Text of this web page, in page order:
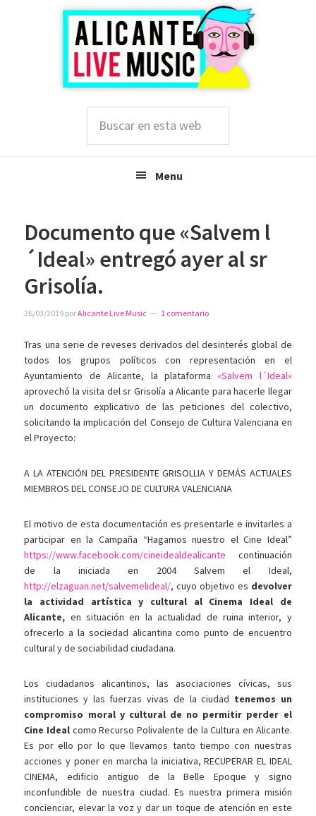
esta
Menu
Documento que «Salvem l
´Ideal» entregó ayer al sr
Grisolía.
26/03/2019 porAlicante Live Music 1 comentario
Tras una serie de reveses derivados del desinterés global de
todos los grupos políticos con representación en el
Ayuntamiento de Alicante, la plataforma «Salvem l´Ideal»
aprovechó la visita del sr Grisolía a Alicante para hacerle llegar
un documento explicativo de las peticiones del colectivo,
solicitando la implicación del Consejo de Cultura Valenciana en
el Proyecto:
A LA ATENCIÓN DEL PRESIDENTE GRISOLLIA Y DEMÁS ACTUALES
MIEMBROS DEL CONSEJO DE CULTURA VALENCIANA
El motivo de esta documentación es presentarle e invitarles a
participar en la Campaña “Hagamos nuestro el Cine Ideal”
https://www.facebook.com/cineidealdealicante continuación
de la iniciada en 2004 Salvem el Ideal,
http://elzaguan.net/salvemelideal/, cuyo objetivo es devolver
la actividad artística y cultural al Cinema Ideal de
Alicante, en situación en la actualidad de ruina interior, y
ofrecerlo a la sociedad alicantina como punto de encuentro
cultural y de sociabilidad ciudadana.
Los ciudadanos alicantinos, las asociaciones cívicas, sus
instituciones y las fuerzas vivas de la ciudad tenemos un
compromiso moral y cultural de no permitir perder el
Cine Ideal como Recurso Polivalente de la Cultura en Alicante.
Es por ello por lo que llevamos tanto tiempo con nuestras
acciones y poner en marcha la iniciativa, RECUPERAR EL IDEAL
CINEMA, edificio antiguo de la Belle Epoque y signo
inconfundible de nuestra ciudad. Es nuestra primera misión
concienciar, elevar la voz y dar un toque de atención en este